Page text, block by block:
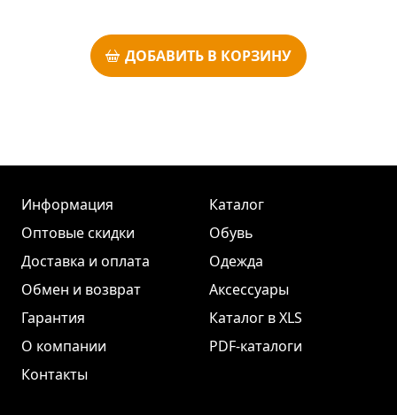
ДОБАВИТЬ В КОРЗИНУ
Информация
Оптовые скидки
Доставка и оплата
Обмен и возврат
Гарантия
О компании
Контакты
Каталог
Обувь
Одежда
Аксессуары
Каталог в XLS
PDF-каталоги